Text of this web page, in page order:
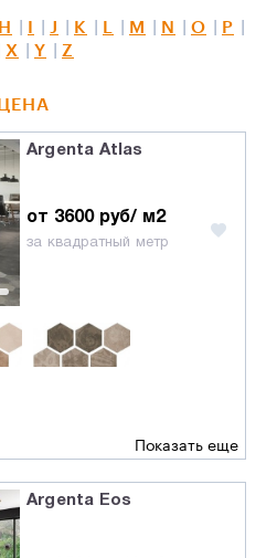
H J K M N O
P
X Y Z
ЦЕНА
Argenta Atlas
от 3600 руб/ м2
за квадратный метр
Показать еще
Argenta Eos